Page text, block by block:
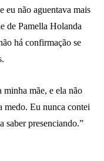
eu não aguentava mais
de Pamella Holanda
há confirmação se
minha mãe, e ela não
medo. Eu nunca contei
saber presenciando.”